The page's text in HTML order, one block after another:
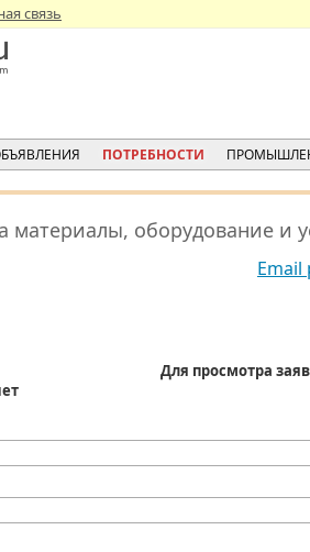
связь
ПОТРЕБНОСТИ
материалы, оборудование и
Для просмотра